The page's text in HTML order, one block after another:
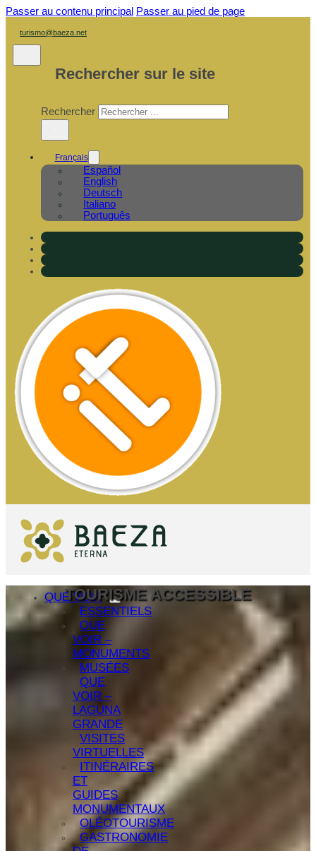
Passer au contenu principal Passer au pied de page
turismo@baeza.net
Rechercher sur le site
Rechercher
Français
Español
English
Deutsch
Italiano
Português
QUE VOIR
ESSENTIELS
QUE
VOIR –
MONUMENTS
MUSÉES
QUE
VOIR –
LAGUNA
GRANDE
VISITES
VIRTUELLES
ITINÉRAIRES
ET
GUIDES
MONUMENTAUX
OLÉOTOURISME
GASTRONOMIE
TOURISME ACCESSIBLE